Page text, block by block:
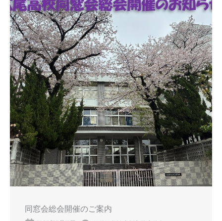
同窓会総会開催のご案内